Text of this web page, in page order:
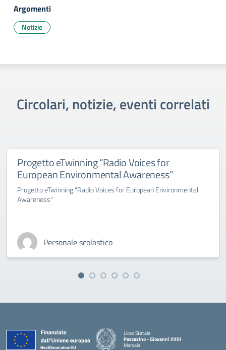
Argomenti
Notizie
Circolari, notizie, eventi correlati
Progetto eTwinning “Radio Voices for
European Environmental Awareness”
Progetto eTwinning "Radio Voices for European Environmental
Awareness"
Personale scolastico
Liceo Statale
Pascasino - Giovanni XXIII
Marsala